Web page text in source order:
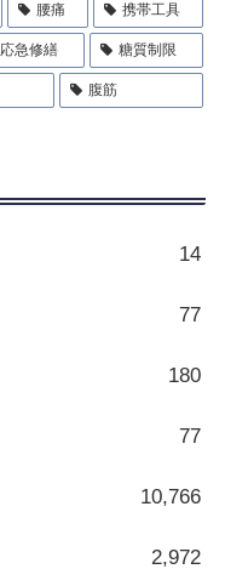
腰痛 携帯工具
応急修繕 糖質制限
腹筋
14
77
180
77
10,766
2,972